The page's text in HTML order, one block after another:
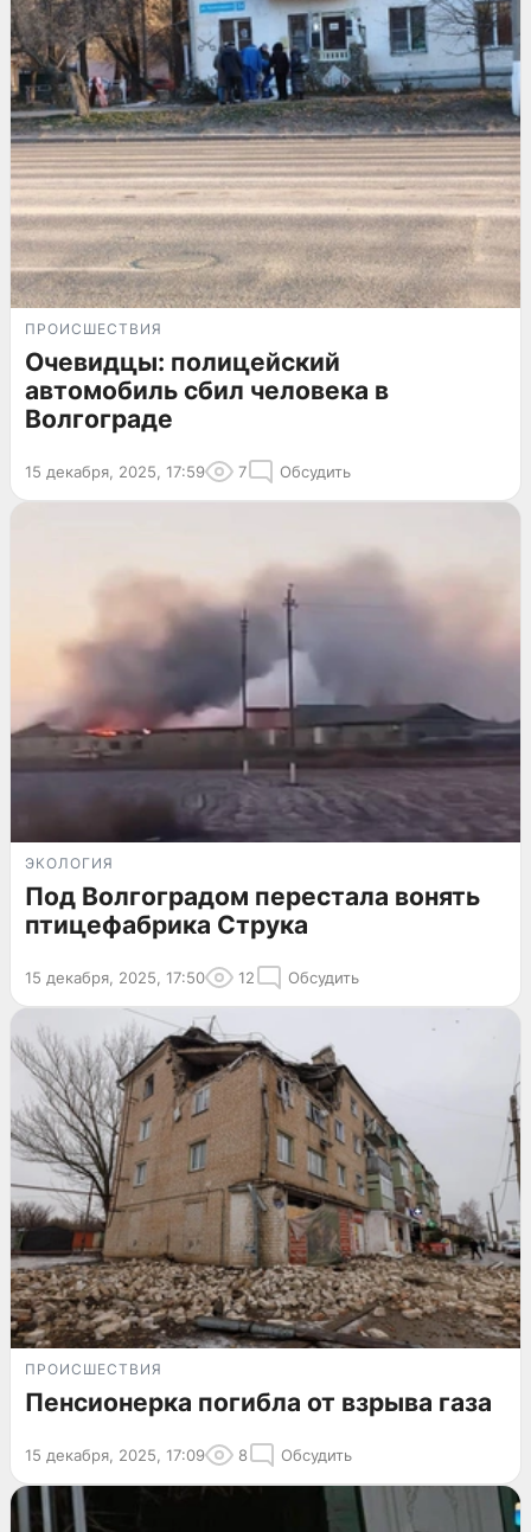
ПРОИСШЕСТВИЯ
Очевидцы: полицейский
автомобиль сбил человека в
Волгограде
15 декабря, 2025, 17:59 7 Обсудить
ЭКОЛОГИЯ
Под Волгоградом перестала вонять
птицефабрика Струка
15 декабря, 2025, 17:50 12 Обсудить
ПРОИСШЕСТВИЯ
Пенсионерка погибла от взрыва газа
15 декабря, 2025, 17:09 8 Обсудить